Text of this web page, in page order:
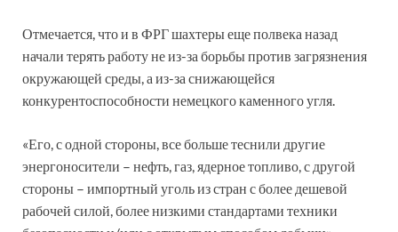
Отмечается, что и в ФРГ шахтеры еще полвека назад
начали терять работу не из-за борьбы против загрязнения
окружающей среды, а из-за снижающейся
конкурентоспособности немецкого каменного угля.
«Его, с одной стороны, все больше теснили другие
энергоносители – нефть, газ, ядерное топливо, с другой
стороны – импортный уголь из стран с более дешевой
рабочей силой, более низкими стандартами техники